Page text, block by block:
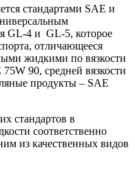
стандартами SAE и
GL-4 и GL-5, которое
отличающееся
жидкими по вязкости
90, средней вязкости
продукты – SAE
стандартов в
соответственно
из качественных видов